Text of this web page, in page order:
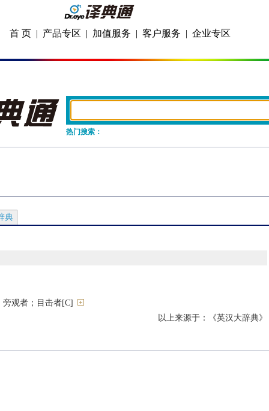
首 页 | 产品专区 | 加值服务 | 客户服务 | 企业专区
热门搜索：
典
观者；目击者[C]
以上来源于：《英汉大辞典》